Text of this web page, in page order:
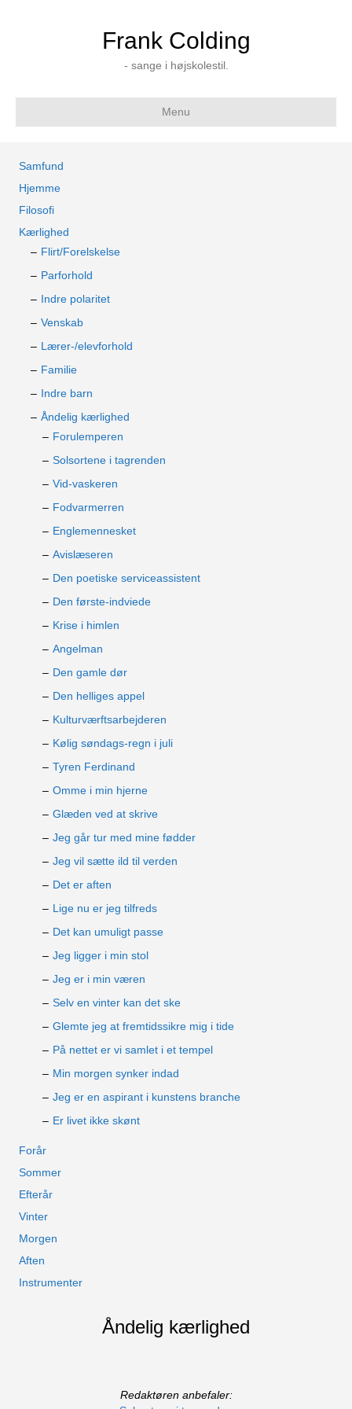
Frank Colding
- sange i højskolestil.
Menu
Samfund
Hjemme
Filosofi
Kærlighed
Flirt/Forelskelse
Parforhold
Indre polaritet
Venskab
Lærer-/elevforhold
Familie
Indre barn
Åndelig kærlighed
Forulemperen
Solsortene i tagrenden
Vid-vaskeren
Fodvarmerren
Englemennesket
Avislæseren
Den poetiske serviceassistent
Den første-indviede
Krise i himlen
Angelman
Den gamle dør
Den helliges appel
Kulturværftsarbejderen
Kølig søndags-regn i juli
Tyren Ferdinand
Omme i min hjerne
Glæden ved at skrive
Jeg går tur med mine fødder
Jeg vil sætte ild til verden
Det er aften
Lige nu er jeg tilfreds
Det kan umuligt passe
Jeg ligger i min stol
Jeg er i min væren
Selv en vinter kan det ske
Glemte jeg at fremtidssikre mig i tide
På nettet er vi samlet i et tempel
Min morgen synker indad
Jeg er en aspirant i kunstens branche
Er livet ikke skønt
Forår
Sommer
Efterår
Vinter
Morgen
Aften
Instrumenter
Åndelig kærlighed
Redaktøren anbefaler: